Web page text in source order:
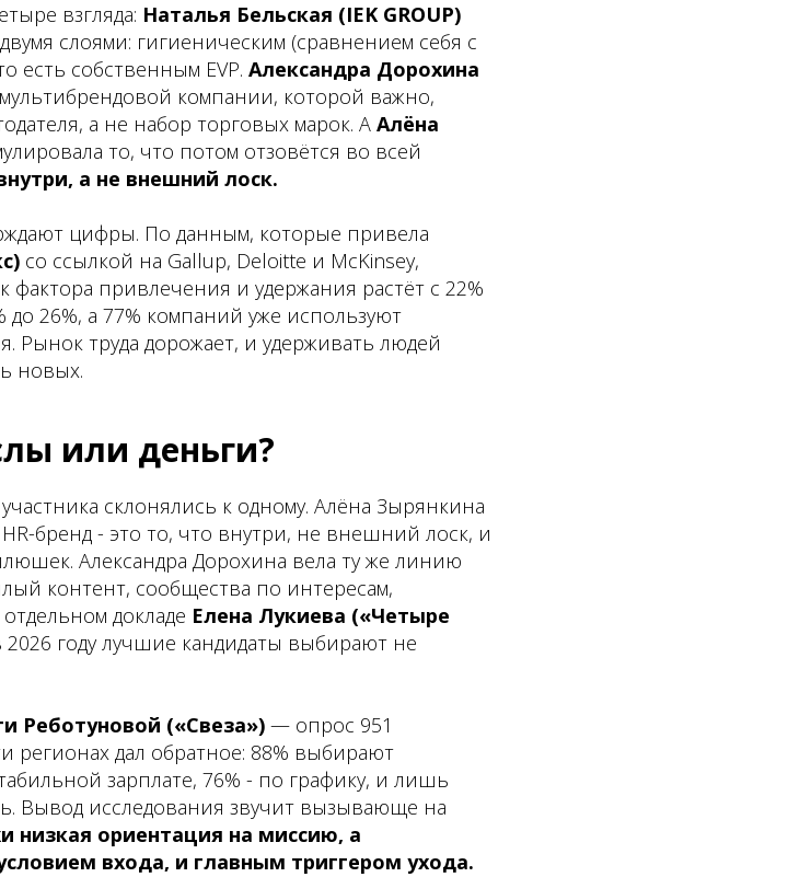
взгляда: Наталья Бельская (IEK GROUP)
слоями: гигиеническим (сравнением себя с
есть собственным EVP. Александра Дорохина
компании, которой важно,
а не набор торговых марок. А Алёна
то, что потом отзовётся во всей
а не внешний лоск.
цифры. По данным, которые привела
со ссылкой на Gallup, Deloitte и McKinsey,
фактора привлечения и удержания растёт с 22%
до 26%, а 77% компаний уже используют
Рынок труда дорожает, и удерживать людей
новых.
или деньги?
склонялись к одному. Алёна Зырянкина
бренд - это то, что внутри, не внешний лоск, и
Александра Дорохина вела ту же линию
контент, сообщества по интересам,
докладе Елена Лукиева («Четыре
2026 году лучшие кандидаты выбирают не
Реботуновой («Свеза») — опрос 951
регионах дал обратное: 88% выбирают
зарплате, 76% - по графику, и лишь
Вывод исследования звучит вызывающе на
низкая ориентация на миссию, а
входа, и главным триггером ухода.